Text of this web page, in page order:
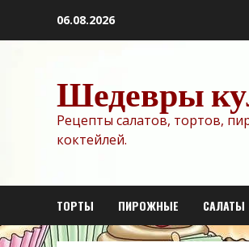
06.08.2026
Шедевры
Рецепты салатов, тортов,
коктейлей.
ТОРТЫ ПИРОЖНЫЕ САЛАТЫ